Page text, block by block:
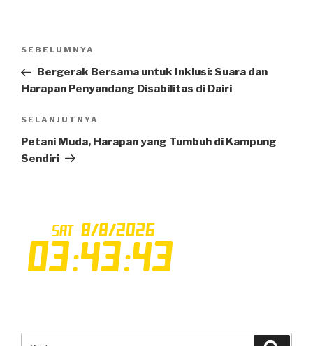
Navigasi
Pos
Sebelumnya
SEBELUMNYA
Bergerak Bersama untuk Inklusi: Suara dan
Harapan Penyandang Disabilitas di Dairi
Pos
Selanjutnya
SELANJUTNYA
Petani Muda, Harapan yang Tumbuh di Kampung
Sendiri